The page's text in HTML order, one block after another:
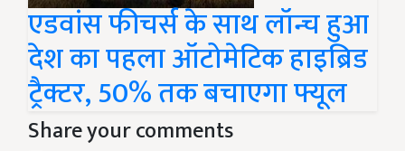
एडवांस फीचर्स के साथ लॉन्च हुआ
देश का पहला ऑटोमेटिक हाइब्रिड
ट्रैक्टर, 50% तक बचाएगा फ्यूल
Share your comments